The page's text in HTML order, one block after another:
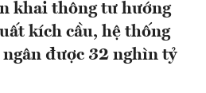
khai thông tư hướng
kích cầu, hệ thống
được 32 nghìn tỷ